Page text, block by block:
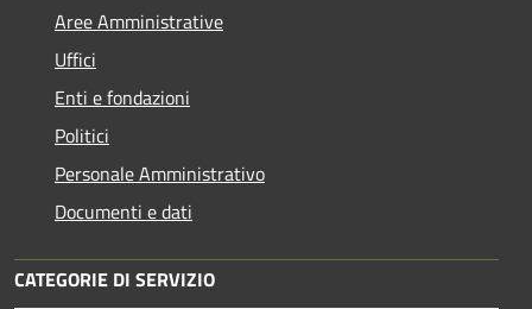
Aree Amministrative
Uffici
Enti e fondazioni
Politici
Personale Amministrativo
Documenti e dati
CATEGORIE DI SERVIZIO